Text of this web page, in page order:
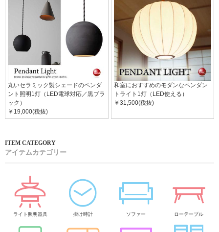
丸いセラミック製シェードのペンダ
ント照明1灯（LED電球対応／黒ブラ
ック）
￥19,000(税抜)
和室におすすめのモダンなペンダン
トライト1灯（LED使える）
￥31,500(税抜)
アイテムカテゴリー
ライト照明器具 掛け時計 ソファー ローテーブル